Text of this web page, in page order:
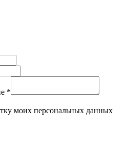
*
моих персональных данных